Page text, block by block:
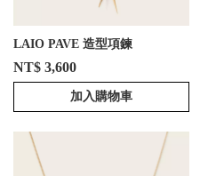
LAIO PAVE 造型項鍊
NT$ 3,600
加入購物車